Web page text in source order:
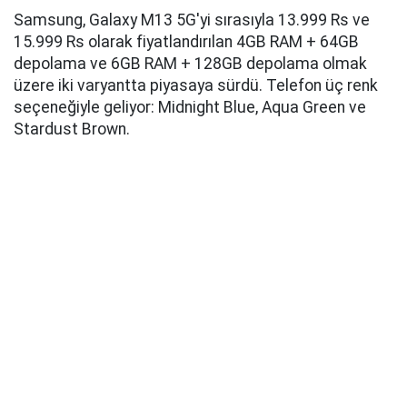
Samsung, Galaxy M13 5G'yi sırasıyla 13.999 Rs ve
15.999 Rs olarak fiyatlandırılan 4GB RAM + 64GB
depolama ve 6GB RAM + 128GB depolama olmak
üzere iki varyantta piyasaya sürdü. Telefon üç renk
seçeneğiyle geliyor: Midnight Blue, Aqua Green ve
Stardust Brown.